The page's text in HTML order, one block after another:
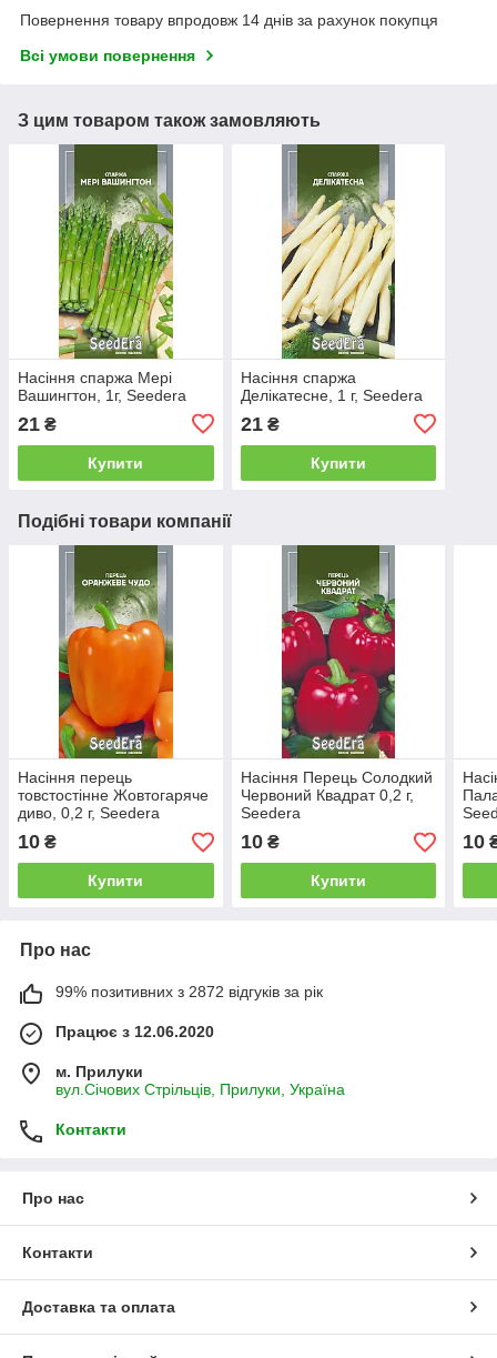
Повернення товару впродовж 14 днів за рахунок покупця
Всі умови повернення
З цим товаром також замовляють
Насіння спаржа Мері
Вашингтон, 1г, Seedera
21 ₴
Купити
Насіння спаржа
Делікатесне, 1 г, Seedera
21₴
Купити
Подібні товари компанії
Насіння перець
товстостінне Жовтогаряче
диво, 0,2 г, Seedera
10 ₴
Купити
Насіння Перець Солодкий
Червоний Квадрат 0,2 г,
Seedera
10₴
Купити
10
Про нас
99% позитивних з 2872 відгуків за рік
Працює з 12.06.2020
м. Прилуки
вул.Січових Стрільців, Прилуки, Україна
Контакти
Про нас
Контакти
Доставка та оплата